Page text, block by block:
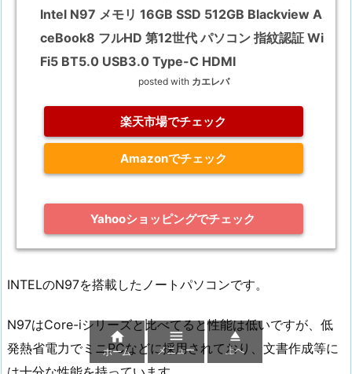
Intel N97 メモリ 16GB SSD 512GB Blackview A
ceBook8 フルHD 第12世代 パソコン 指紋認証 Wi
Fi5 BT5.0 USB3.0 Type-C HDMI
posted with カエレバ
楽天市場でチェック
Amazonでチェック
Yahooショッピングでチェック
INTELのN97を搭載したノートパソコンです。
N97はCore-iシリーズと比べてると性能は低いですが、低
発熱省電力でミニPCなどに採用されており、文書作成等に

ホーム

メニュー

上へ